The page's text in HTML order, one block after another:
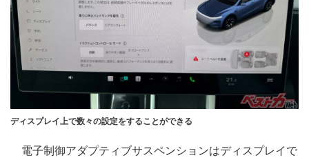
ディスプレイ上で数々の設定をすることができる
電子制御アダプティブサスペンションはディスプレイで